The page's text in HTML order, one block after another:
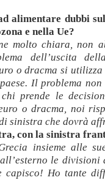
alimentare dubbi
e nella Ue?
molto chiara, non
dell’uscita
o dracma si utilizza
Il problema non
prende le
o dracma, noi
sinistra che dovrà
con la sinistra
insieme alle
le divisioni
capisco! Ho tante